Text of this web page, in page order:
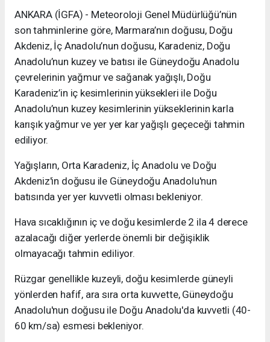
ANKARA (İGFA) - Meteoroloji Genel Müdürlüğü’nün
son tahminlerine göre, Marmara’nın doğusu, Doğu
Akdeniz, İç Anadolu’nun doğusu, Karadeniz, Doğu
Anadolu’nun kuzey ve batısı ile Güneydoğu Anadolu
çevrelerinin yağmur ve sağanak yağışlı, Doğu
Karadeniz’in iç kesimlerinin yüksekleri ile Doğu
Anadolu’nun kuzey kesimlerinin yükseklerinin karla
karışık yağmur ve yer yer kar yağışlı geçeceği tahmin
ediliyor.
Yağışların, Orta Karadeniz, İç Anadolu ve Doğu
Akdeniz'in doğusu ile Güneydoğu Anadolu'nun
batısında yer yer kuvvetli olması bekleniyor.
Hava sıcaklığının iç ve doğu kesimlerde 2 ila 4 derece
azalacağı diğer yerlerde önemli bir değişiklik
olmayacağı tahmin ediliyor.
Rüzgar genellikle kuzeyli, doğu kesimlerde güneyli
yönlerden hafif, ara sıra orta kuvvette, Güneydoğu
Anadolu'nun doğusu ile Doğu Anadolu'da kuvvetli (40-
60 km/sa) esmesi bekleniyor.